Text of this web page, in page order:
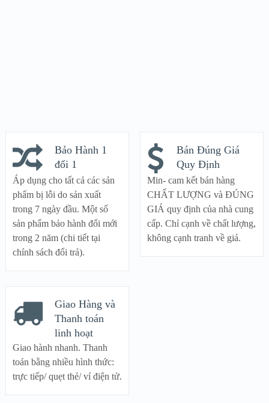
Bảo Hành 1
đổi 1
Áp dụng cho tất cả các sản
phẩm bị lỗi do sản xuất
trong 7 ngày đầu. Một số
sản phẩm bảo hành đổi mới
trong 2 năm (chi tiết tại
chính sách đổi trả).
Bán Đúng Giá
Quy Định
Min- cam kết bán hàng
CHẤT LƯỢNG và ĐÚNG
GIÁ quy định của nhà cung
cấp. Chỉ cạnh về chất lượng,
không cạnh tranh về giá.
Giao Hàng và
Thanh toán
linh hoạt
Giao hành nhanh. Thanh
toán bằng nhiều hình thức:
trực tiếp/ quẹt thẻ/ ví điện tử.